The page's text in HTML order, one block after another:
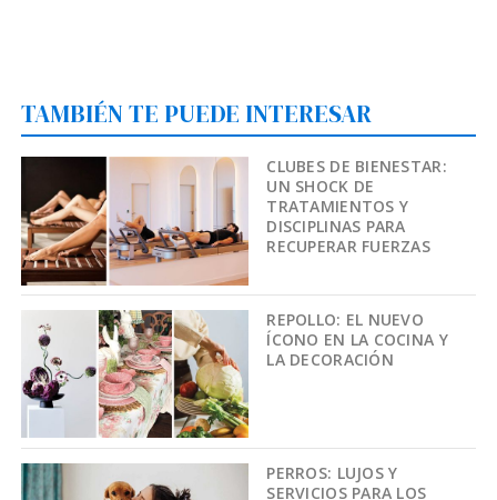
TAMBIÉN TE PUEDE INTERESAR
CLUBES DE BIENESTAR:
UN SHOCK DE
TRATAMIENTOS Y
DISCIPLINAS PARA
RECUPERAR FUERZAS
REPOLLO: EL NUEVO
ÍCONO EN LA COCINA Y
LA DECORACIÓN
PERROS: LUJOS Y
SERVICIOS PARA LOS